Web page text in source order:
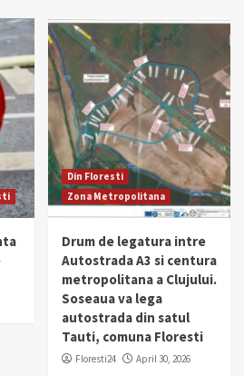
Din Floresti
Zona Metropolitana
Drum de legatura intre
Autostrada A3 si centura
metropolitana a Clujului.
Soseaua va lega
autostrada din satul
Tauti, comuna Floresti
Floresti24 April 30, 2026